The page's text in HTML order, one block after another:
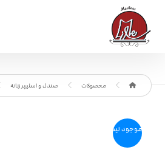
محصولات صندل و اسلیپر زنانه
موجود نیست